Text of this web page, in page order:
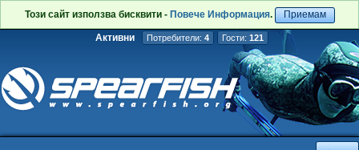
Този сайт използва бисквити - Повече Информация. Приемам
Активни Потребители: 4 Гости: 121